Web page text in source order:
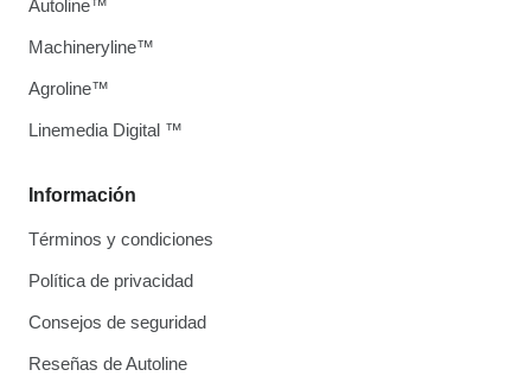
Información
Términos y condiciones
Política de privacidad
Consejos de seguridad
Reseñas de Autoline
Autoline™
Machineryline™
Agroline™
Linemedia Digital ™